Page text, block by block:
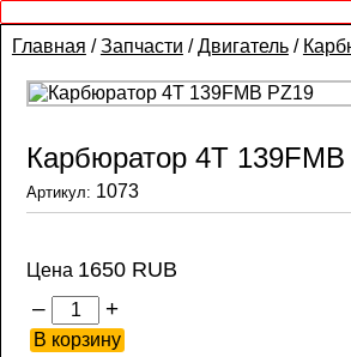
Главная /Запчасти /Двигатель/
Карбюратор 4T
Артикул: 1073
Цена 1650 RUB
– +